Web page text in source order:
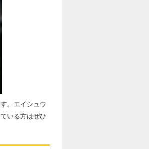
。エイシュウ
いる方はぜひ